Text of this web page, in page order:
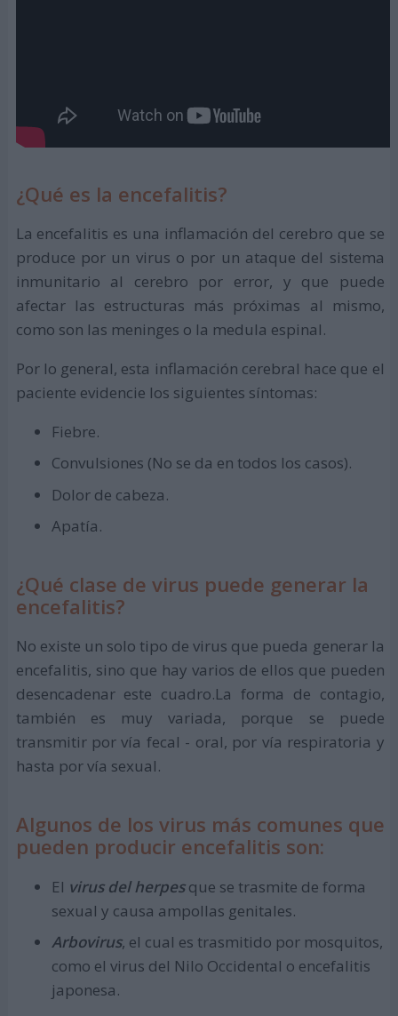
¿Qué es la encefalitis?
La encefalitis es una inflamación del cerebro que se
produce por un virus o por un ataque del sistema
inmunitario al cerebro por error, y que puede
afectar las estructuras más próximas al mismo,
como son las meninges o la medula espinal.
Por lo general, esta inflamación cerebral hace que el
paciente evidencie los siguientes síntomas:
Fiebre.
Convulsiones (No se da en todos los casos).
Dolor de cabeza.
Apatía.
¿Qué clase de virus puede generar la
encefalitis?
No existe un solo tipo de virus que pueda generar la
encefalitis, sino que hay varios de ellos que pueden
desencadenar este cuadro.La forma de contagio,
también es muy variada, porque se puede
transmitir por vía fecal - oral, por vía respiratoria y
hasta por vía sexual.
Algunos de los virus más comunes que
pueden producir encefalitis son:
El virus del herpesque se trasmite de forma
sexual y causa ampollas genitales.
Arbovirus, el cual es trasmitido por mosquitos,
como el virus del Nilo Occidental o encefalitis
japonesa.